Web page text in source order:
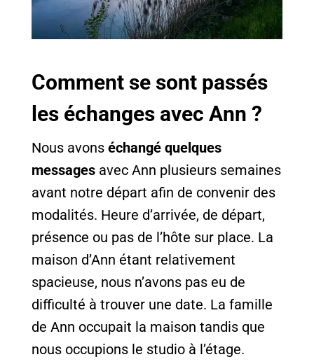
Comment se sont passés
les échanges avec Ann ?
Nous avons échangé quelques
messagesavec Ann plusieurs semaines
avant notre départ afin de convenir des
modalités. Heure d’arrivée, de départ,
présence ou pas de l’hôte sur place. La
maison d’Ann étant relativement
spacieuse, nous n’avons pas eu de
difficulté à trouver une date. La famille
de Ann occupait la maison tandis que
nous occupions le studio à l’étage.